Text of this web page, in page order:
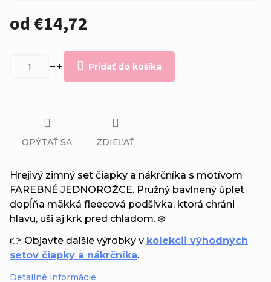
od€14,72
Pridať do košíka
Hrejivý zimný set čiapky a nákrčníka s motívom
FAREBNÉ JEDNOROŽCE. Pružný bavlnený úplet
dopĺňa mäkká fleecová podšívka, ktorá chráni
hlavu, uši aj krk pred chladom. ❄️
👉 Objavte ďalšie výrobky v kolekcii výhodných
setov čiapky a nákrčníka.
Detailné informácie
OPÝTAŤ SA ZDIEĽAŤ